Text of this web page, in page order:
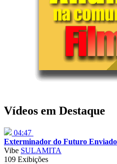
Vídeos em Destaque
04:47
Exterminador do Futuro
Vibe SULAMITA
109 Exibições